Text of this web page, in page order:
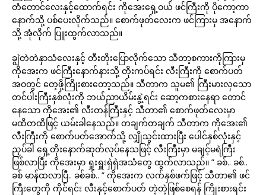
တံတောင်လေးနှင့်ထောက်ရင်း ကိုအေးရှေ့ဝယ် ဖင်ကြီးကို ပိုကော့ကာ
နောက်သို့ ပစ်ပေးလိုက်သည်။ စောက်ဖုတ်လေးက ဖင်ကြားမှ အနောက်
သို့ အုံလိုက် ပြူးထွက်လာသည်။
ချွဲတဲတဲနှာသံလေးနှင့် တီးတိုးပြောလိုက်သော သီတာ့စကားကိုကြားမှ
ကိုအေးက ဖင်ကြီးနောက်နားသို့ တိုးကပ်ရင်း လီးကြီးကို စောက်ပတ်
အဝတွင် တေ့ဖို့ကြိုးစားတော့သည်။ သီတာက သူမ၏ ကြီးမားလှသော
တင်ပါးကြီးနှစ်လုံးကို ဘယ်ညာယိမ်းနွဲ့ရင်း ဆော့ကစားနေရာ တောင်
နေသော ကိုအေး၏ လီးတန်ကြီးနှင့် သီတာ၏ စောက်ဖုတ်လေးမှာ
မထိတထိဖြင့် ယမ်းခါနေသည်။ တချက်တချက် သီတာက ကိုအေး၏
လီးကြီးကို စောက်ပတ်အောက်သို့ လျှိုသွင်းထားပြီး ပေါင်နှစ်လုံးနှင့်
ညှပ်ခါ ရှေ့တိုးနောက်ဆုတ်လုပ်နေသဖြင့် လီးကြီးမှာ မချင့်မရဲကြီး
ဖြစ်လာပြီး ကိုအေးမှာ ရှူးရှူးရှဲရှဲအသံတွေ ထွက်လာသည်။ ” ခစ်.. ခစ်..
ခစ် မာန်ထလာပြီ.. ခစ်ခစ်.. ” ကိုအေးက လက်နှစ်ဖက်ဖြင့် သီတာ၏ ဖင်
ကြီးတွေကို ကိုင်ရင်း လီးနှင့်စောက်ပတ် တဲ့တဲ့ဖြစ်စေရန် ကြိုးစားရင်း